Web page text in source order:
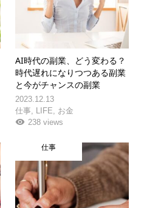
AI時代の副業、どう変わる？
時代遅れになりつつある副業
と今がチャンスの副業
2023.12.13
仕事, LIFE, お金
238 views
仕事